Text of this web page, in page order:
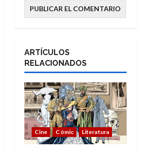
ARTÍCULOS
RELACIONADOS
Cine Cómic Literatura